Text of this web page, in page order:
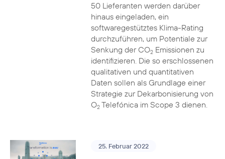
50 Lieferanten werden darüber
hinaus eingeladen, ein
softwaregestütztes Klima-Rating
durchzuführen, um Potentiale zur
Senkung der CO2Emissionen zu
identifizieren. Die so erschlossenen
qualitativen und quantitativen
Daten sollen als Grundlage einer
Strategie zur Dekarbonisierung von
O2Telefónica im Scope 3 dienen.
25. Februar 2022